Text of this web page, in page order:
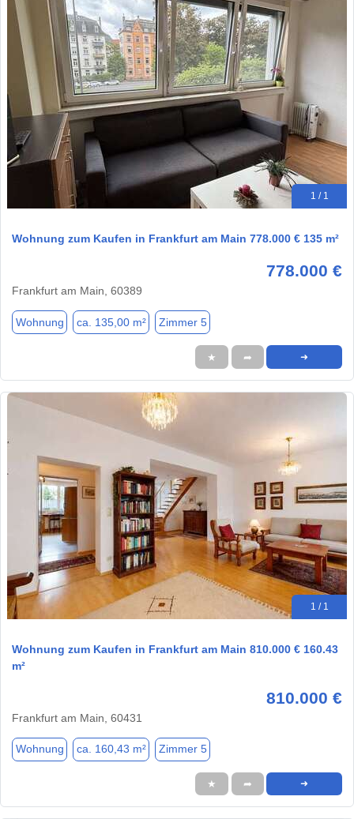
1 / 1
Wohnung zum Kaufen in Frankfurt am Main 778.000 € 135 m²
778.000 €
Frankfurt am Main, 60389
Wohnung ca. 135,00 m² Zimmer 5
★ ➦ ➜
1 / 1
Wohnung zum Kaufen in Frankfurt am Main 810.000 € 160.43
m²
810.000 €
Frankfurt am Main, 60431
Wohnung ca. 160,43 m² Zimmer 5
★ ➦ ➜